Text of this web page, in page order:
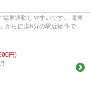
電車通勤しやすいです。 電車
から徒歩6分の駅近物件で
円)